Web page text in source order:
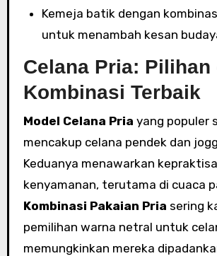
Kemeja batik dengan
untuk menambah kesan
Celana Pria: Pilihan
Kombinasi Terbaik
Model Celana Pria yang populer
mencakup celana pendek dan
Keduanya menawarkan
kenyamanan, terutama di cuaca
Kombinasi Pakaian Pria sering
pemilihan warna netral untuk
memungkinkan mereka